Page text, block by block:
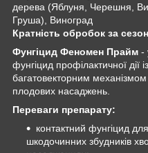
дерева (Яблуня, Черешня,
Груша), Виноград
Кратність обробок за
Фунгіцид Феномен Прайм -
фунгіцид профілактичної дії
багатовекторним
плодових насаджень.
Переваги препарату:
контактний фунгіцид
шкодочинних збудників